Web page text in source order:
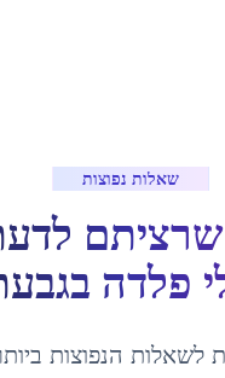
שאלות נפוצות
פלדה ב
לשאלות הנפוצות